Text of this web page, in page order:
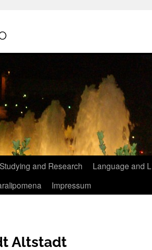
Studying and Research
Language and
Impressum
Altstadt